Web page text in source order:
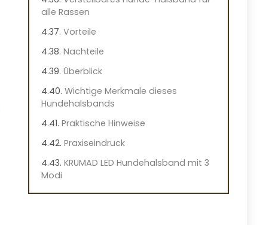
alle Rassen
Vorteile
Nachteile
Überblick
Wichtige Merkmale dieses
Hundehalsbands
Praktische Hinweise
Praxiseindruck
KRUMAD LED Hundehalsband mit 3
Modi
Vorteile